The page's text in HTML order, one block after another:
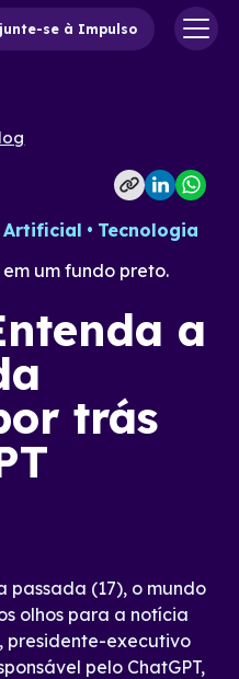
junte-se à Impulso
Tecnologia
a
trás
passada (17), o mundo
olhos para a notícia
presidente-executivo
pelo ChatGPT,